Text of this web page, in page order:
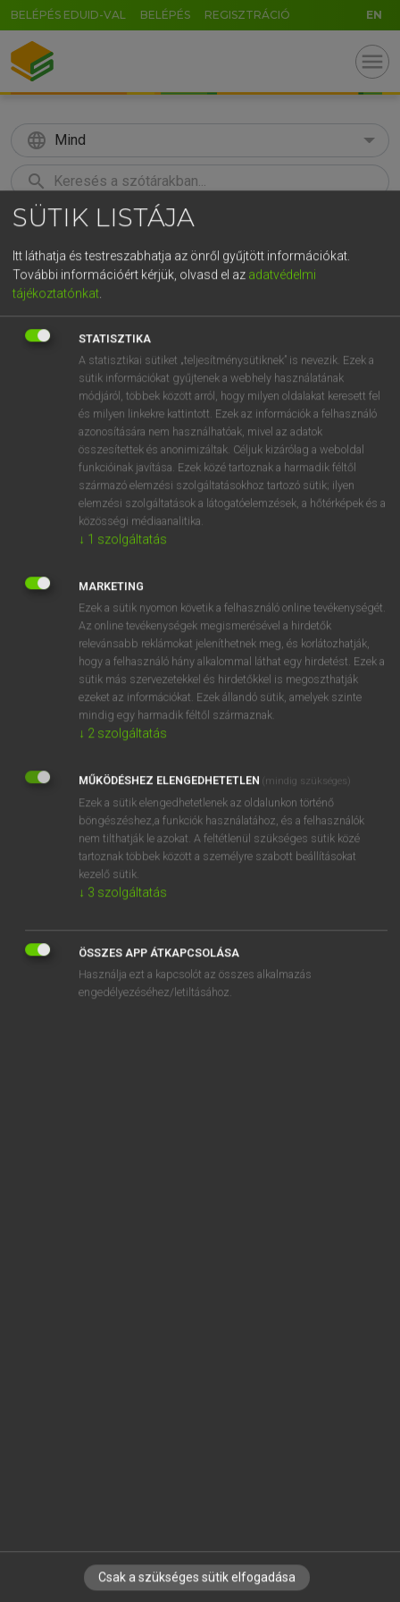
BELÉPÉS EDUID-VAL BELÉPÉS REGISZTRÁCIÓ EN
menu
language Mind
search
KERESÉS
Európai uniós terminológiai szótár
VAN ELŐFIZETÉSED?
Van előfizetésem a teljes szócikk megtekintéséhez.
BELÉPÉS
NINCS ELŐFIZETÉSED?
Nincs regisztrációm és előfizetésem. A szótár 2 órás,
díjmentes próbaverziójának elindításához regisztrálok és
belépek.
REGISZTRÁCIÓ
EURÓPAI UNIÓS TERMINOLÓGIAI SZÓTÁR
Kapcsolódó anyagok
naphtalène
IRATKOZZ FEL HÍRLEVELÜNKRE!
SÜTIK LISTÁJA
Itt láthatja és testreszabhatja az önről gyűjtött információkat.
További információért kérjük, olvasd el az adatvédelmi
tájékoztatónkat.
STATISZTIKA
A statisztikai sütiket „teljesítménysütiknek” is nevezik. Ezek a
sütik információkat gyűjtenek a webhely használatának
módjáról, többek között arról, hogy milyen oldalakat keresett fel
és milyen linkekre kattintott. Ezek az információk a felhasználó
azonosítására nem használhatóak, mivel az adatok
összesítettek és anonimizáltak. Céljuk kizárólag a weboldal
funkcióinak javítása. Ezek közé tartoznak a harmadik féltől
származó elemzési szolgáltatásokhoz tartozó sütik; ilyen
elemzési szolgáltatások a látogatóelemzések, a hőtérképek és a
közösségi médiaanalitika.
↓ 1 szolgáltatás
MARKETING
Ezek a sütik nyomon követik a felhasználó online tevékenységét.
Az online tevékenységek megismerésével a hirdetők
relevánsabb reklámokat jeleníthetnek meg, és korlátozhatják,
hogy a felhasználó hány alkalommal láthat egy hirdetést. Ezek a
sütik más szervezetekkel és hirdetőkkel is megoszthatják
ezeket az információkat. Ezek állandó sütik, amelyek szinte
mindig egy harmadik féltől származnak.
↓ 2 szolgáltatás
MŰKÖDÉSHEZ ELENGEDHETETLEN (mindig szükséges)
Ezek a sütik elengedhetetlenek az oldalunkon történő
böngészéshez,a funkciók használatához, és a felhasználók
nem tilthatják le azokat. A feltétlenül szükséges sütik közé
tartoznak többek között a személyre szabott beállításokat
kezelő sütik.
↓ 3 szolgáltatás
ÖSSZES APP ÁTKAPCSOLÁSA
Használja ezt a kapcsolót az összes alkalmazás
engedélyezéséhez/letiltásához.
Csak a szükséges sütik elfogadása
GR
t z u i o p
g h j k l é á ű Ω
n m , . AltGr